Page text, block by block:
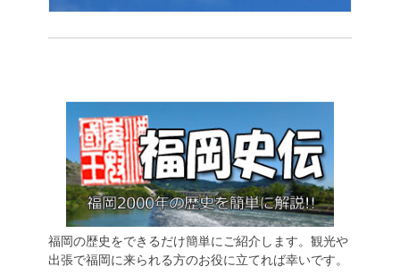
福岡の歴史をできるだけ簡単にご紹介します。観光や
出張で福岡に来られる方のお役に立てれば幸いです。